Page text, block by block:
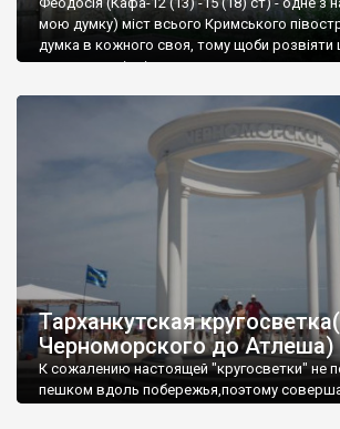
мою думку) міст всього Кримського
думка в кожного своя, тому щоби розвіяти
запрошую відвідати це
Тарханкутская
Черноморского до Атлеша)
К сожалению настоящей "кругосветки" не
пешком вдоль побережья,поэтому